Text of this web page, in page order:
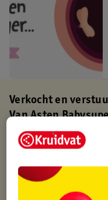
Verkocht en
Van Asten
Binnen 1 werkdag
Gratis retourneren
Gratis punten met je